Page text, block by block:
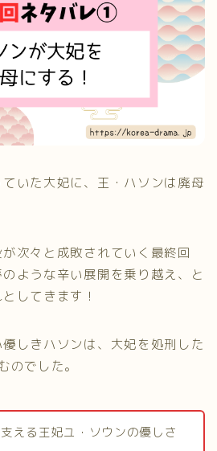
いた大妃に、王・ハソンは廃母
次々と成敗されていく最終回
ような辛い展開を乗り越え、と
してきます！
しきハソンは、大妃を処刑した
のでした。
える王妃ユ・ソウンの優しさ